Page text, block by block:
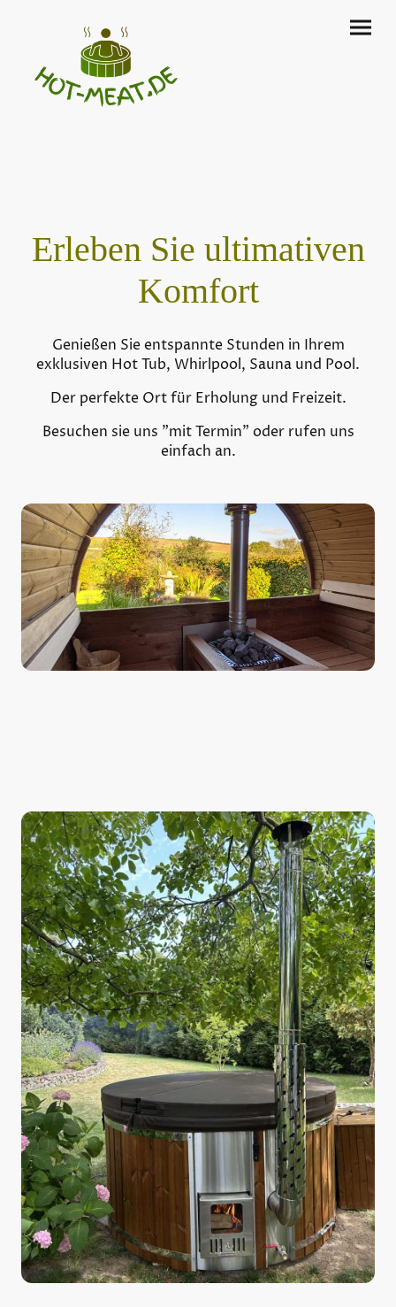
Erleben Sie ultimativen
Komfort
Genießen Sie entspannte Stunden in Ihrem
exklusiven Hot Tub, Whirlpool, Sauna und Pool.
Der perfekte Ort für Erholung und Freizeit.
Besuchen sie uns "mit Termin" oder rufen uns
einfach an.